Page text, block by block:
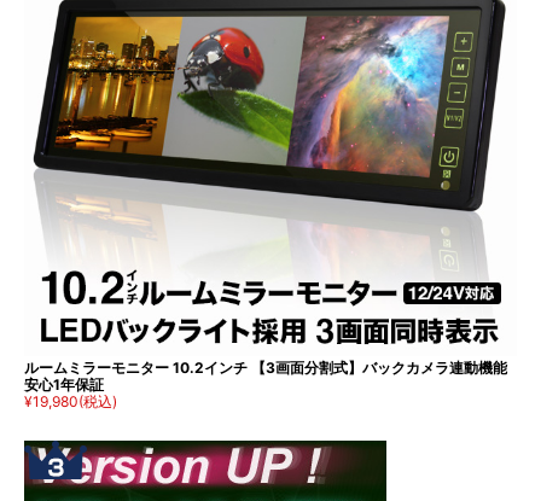
ルームミラーモニター 10.2インチ 【3画面分割式】バックカメラ連動機能
安心1年保証
¥19,980(税込)